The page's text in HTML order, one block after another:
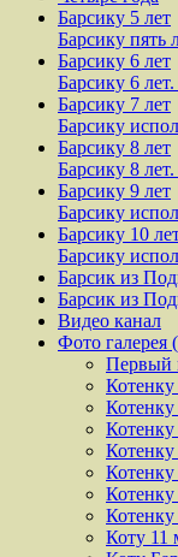
Барсику 5 лет
Барсику пять
Барсику 6 лет
Барсику 6
Барсику 7 лет
Барсику
Барсику 8 лет
Барсику 8
Барсику 9 лет
Барсику
Барсику 10
Барсику
Барсик из
Барсик из
Видео канал
Фото галерея
Первый
Котенку
Котенку
Котенку
Котенку
Котенку
Котенку
Котенку
Коту 11